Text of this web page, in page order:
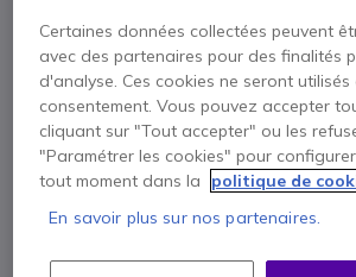
Contactez nos experts -
0800 72 4000
F.A.Q
Description
Certaines données collectées peuvent
avec des partenaires pour des finalités
d'analyse. Ces cookies ne seront
consentement. Vous pouvez accepter
cliquant sur "Tout accepter" ou les
"Paramétrer les cookies" pour
tout moment dans la
politique de
En savoir plus sur nos partenaires.